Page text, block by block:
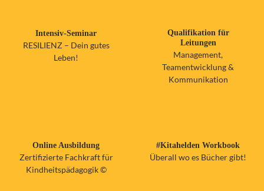
Intensiv-Seminar
RESILIENZ – Dein gutes
Leben!
Qualifikation für
Leitungen
Management,
Teamentwicklung &
Kommunikation
Online Ausbildung
Zertifizierte Fachkraft für
Kindheitspädagogik ©
#Kitahelden Workbook
Überall wo es Bücher gibt!